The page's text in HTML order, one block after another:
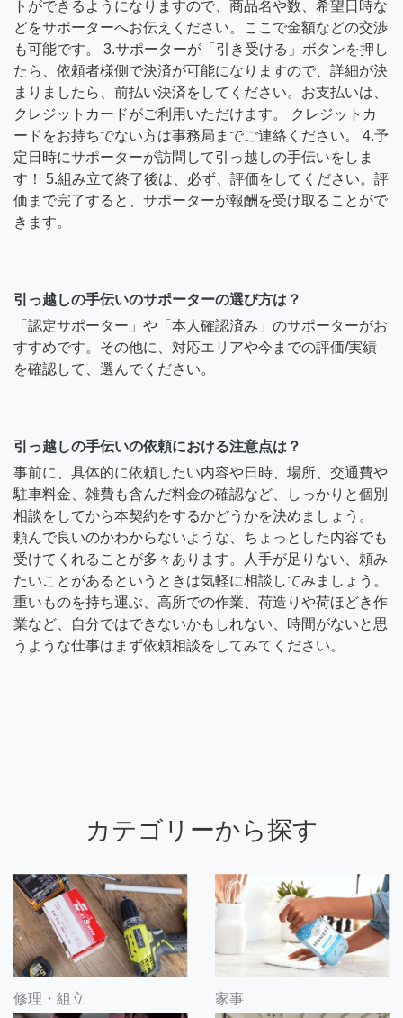
トができるようになりますので、商品名や数、希望日時な
どをサポーターへお伝えください。ここで金額などの交渉
も可能です。 3.サポーターが「引き受ける」ボタンを押し
たら、依頼者様側で決済が可能になりますので、詳細が決
まりましたら、前払い決済をしてください。お支払いは、
クレジットカードがご利用いただけます。 クレジットカ
ードをお持ちでない方は事務局までご連絡ください。 4.予
定日時にサポーターが訪問して引っ越しの手伝いをしま
す！ 5.組み立て終了後は、必ず、評価をしてください。評
価まで完了すると、サポーターが報酬を受け取ることがで
きます。
引っ越しの手伝いのサポーターの選び方は？
「認定サポーター」や「本人確認済み」のサポーターがお
すすめです。その他に、対応エリアや今までの評価/実績
を確認して、選んでください。
引っ越しの手伝いの依頼における注意点は？
事前に、具体的に依頼したい内容や日時、場所、交通費や
駐車料金、雑費も含んだ料金の確認など、しっかりと個別
相談をしてから本契約をするかどうかを決めましょう。
頼んで良いのかわからないような、ちょっとした内容でも
受けてくれることが多々あります。人手が足りない、頼み
たいことがあるというときは気軽に相談してみましょう。
重いものを持ち運ぶ、高所での作業、荷造りや荷ほどき作
業など、自分ではできないかもしれない、時間がないと思
うような仕事はまず依頼相談をしてみてください。
カテゴリーから探す
修理・組立 家事